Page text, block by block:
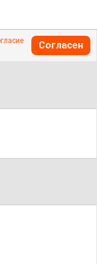
Согласен